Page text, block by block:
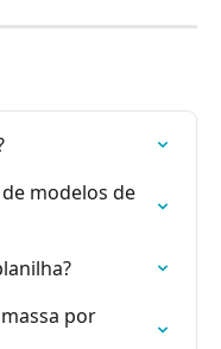
modelos de
por